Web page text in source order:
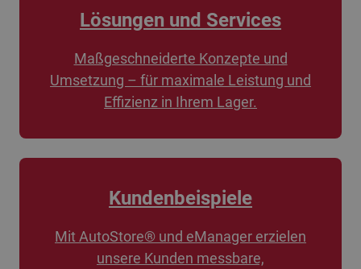
Lösungen und Services
Maßgeschneiderte Konzepte und
Umsetzung – für maximale Leistung und
Effizienz in Ihrem Lager.
Kundenbeispiele
Mit AutoStore® und eManager erzielen
unsere Kunden messbare,